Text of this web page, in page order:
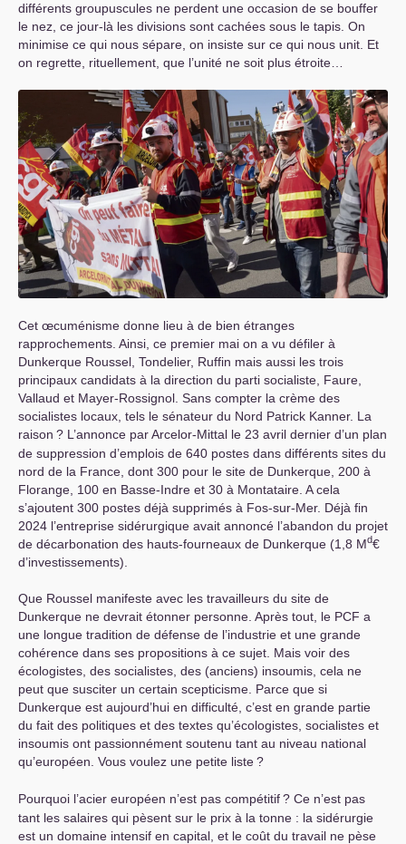
différents groupuscules ne perdent une occasion de se bouffer
le nez, ce jour-là les divisions sont cachées sous le tapis. On
minimise ce qui nous sépare, on insiste sur ce qui nous unit. Et
on regrette, rituellement, que l’unité ne soit plus étroite…
Cet œcuménisme donne lieu à de bien étranges
rapprochements. Ainsi, ce premier mai on a vu défiler à
Dunkerque Roussel, Tondelier, Ruffin mais aussi les trois
principaux candidats à la direction du parti socialiste, Faure,
Vallaud et Mayer-Rossignol. Sans compter la crème des
socialistes locaux, tels le sénateur du Nord Patrick Kanner. La
raison ? L’annonce par Arcelor-Mittal le 23 avril dernier d’un plan
de suppression d’emplois de 640 postes dans différents sites du
nord de la France, dont 300 pour le site de Dunkerque, 200 à
Florange, 100 en Basse-Indre et 30 à Montataire. A cela
s’ajoutent 300 postes déjà supprimés à Fos-sur-Mer. Déjà fin
2024 l’entreprise sidérurgique avait annoncé l’abandon du projet
de décarbonation des hauts-fourneaux de Dunkerque (1,8 Md€
d’investissements).
Que Roussel manifeste avec les travailleurs du site de
Dunkerque ne devrait étonner personne. Après tout, le PCF a
une longue tradition de défense de l’industrie et une grande
cohérence dans ses propositions à ce sujet. Mais voir des
écologistes, des socialistes, des (anciens) insoumis, cela ne
peut que susciter un certain scepticisme. Parce que si
Dunkerque est aujourd’hui en difficulté, c’est en grande partie
du fait des politiques et des textes qu’écologistes, socialistes et
insoumis ont passionnément soutenu tant au niveau national
qu’européen. Vous voulez une petite liste?
Pourquoi l’acier européen n’est pas compétitif? Ce n’est pas
tant les salaires qui pèsent sur le prix à la tonne : la sidérurgie
est un domaine intensif en capital, et le coût du travail ne pèse